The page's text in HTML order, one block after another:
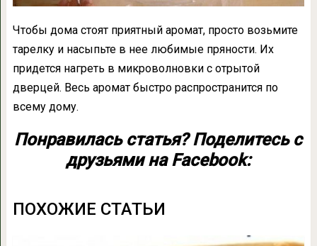
Чтобы дома стоят приятный аромат, просто возьмите
тарелку и насыпьте в нее любимые пряности. Их
придется нагреть в микроволновки с отрытой
дверцей. Весь аромат быстро распространится по
всему дому.
Понравилась статья? Поделитесь с
друзьями на Facebook:
ПОХОЖИЕ СТАТЬИ